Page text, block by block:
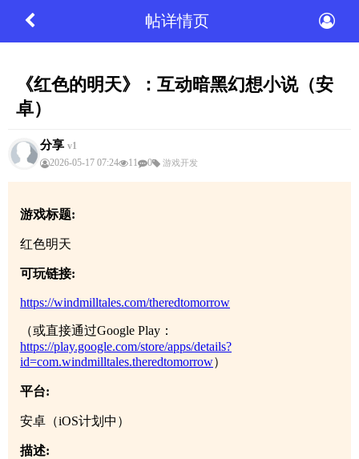
帖详情页
《红色的明天》：互动暗黑幻想小说（安
卓）
分享 v1
2026-05-17 07:24
11 0 游戏开发
游戏标题:
红色明天
可玩链接:
https://windmilltales.com/theredtomorrow
（或直接通过Google Play：
https://play.google.com/store/apps/details?
id=com.windmilltales.theredtomorrow）
平台:
安卓（iOS计划中）
描述: